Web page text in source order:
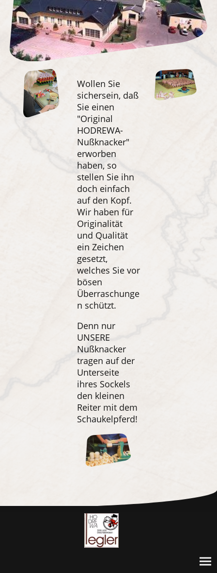
Wollen Sie
sichersein, daß
Sie einen
"Original
HODREWA-
Nußknacker"
erworben
haben, so
stellen Sie ihn
doch einfach
auf den Kopf.
Wir haben für
Originalität
und Qualität
ein Zeichen
gesetzt,
welches Sie vor
bösen
Überraschunge
n schützt.
Denn nur
UNSERE
Nußknacker
tragen auf der
Unterseite
ihres Sockels
den kleinen
Reiter mit dem
Schaukelpferd!